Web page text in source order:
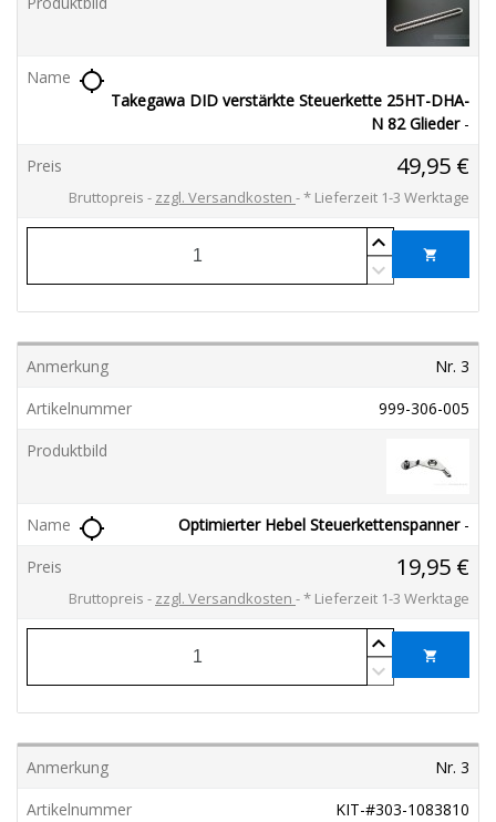
Takegawa DID verstärkte Steuerkette 25HT-DHA-
N 82 Glieder-
location_searching
49,95 €
Bruttopreis zzgl. Versandkosten * Lieferzeit 1-3 Werktage
shopping_cart
Nr. 3
999-306-005
Optimierter Hebel Steuerkettenspanner-
location_searching
19,95 €
Bruttopreis zzgl. Versandkosten * Lieferzeit 1-3 Werktage
shopping_cart
Nr. 3
KIT-#303-1083810